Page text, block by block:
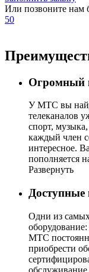
Или позвоните нам
50
Огромный
У МТС вы
телеканалов
спорт,
каждый член
интересное.
пополняется
Развернуть
Доступные
Одни из
МТС
приобрести
обслуживание